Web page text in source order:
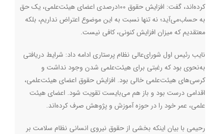
کرده‌اند، گفت: افزایش حقوق ۱۰۰درصدی اعضای هیئت‌علمی، یک حق
به حساب‌می‌آید؛ نه تنها نسبت به این موضوع اعتراض نداریم، بلکه
معتقدیم که میزان افزایش کنونی، کافی نیست.
نایب‌ رئیس اول شورای‌عالی نظام پرستاری ادامه داد: شرایط دریافتی
به‌نحوی بود که رغبتی برای هیئت‌علمی شدن وجود نداشت و
کرسی‌های هیئت‌علمی خالی بود. افزایش حقوق اعضای هیئت‌علمی،
اقدامی درست بود و باز هم می‌بایست تقویت شود. اعضای هیئت‌
علمی، عمر خود را در حوزه آموزش و پژوهش صرف‌ کرده‌اند.
رحیمی با بیان اینکه بخشی از حقوق نیروی انسانی نظام سلامت بر